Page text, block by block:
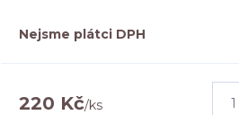
Nejsme plátci DPH
220 Kč/ks